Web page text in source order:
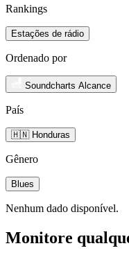
Rankings
Estações de rádio
Ordenado por
Soundcharts Alcance
País
🇭🇳 Honduras
Gênero
Blues
Nenhum dado disponível.
Monitore